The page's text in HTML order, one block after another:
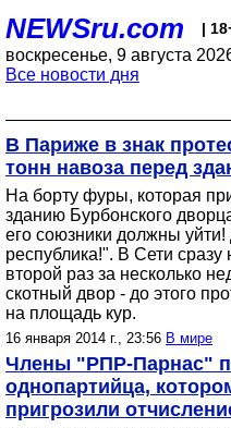
NEWSru.com |
воскресенье, 9 августа
Все новости дня
В Париже в знак
тонн навоза перед
На борту фуры, которая
зданию Бурбонского
его союзники должны уйти!
республика!". В Сети
второй раз за несколько
скотный двор - до этого
на площадь кур.
16 января 2014 г., 23:56 В мире
Члены "РПР-Парнас"
однопартийца,
пригрозили